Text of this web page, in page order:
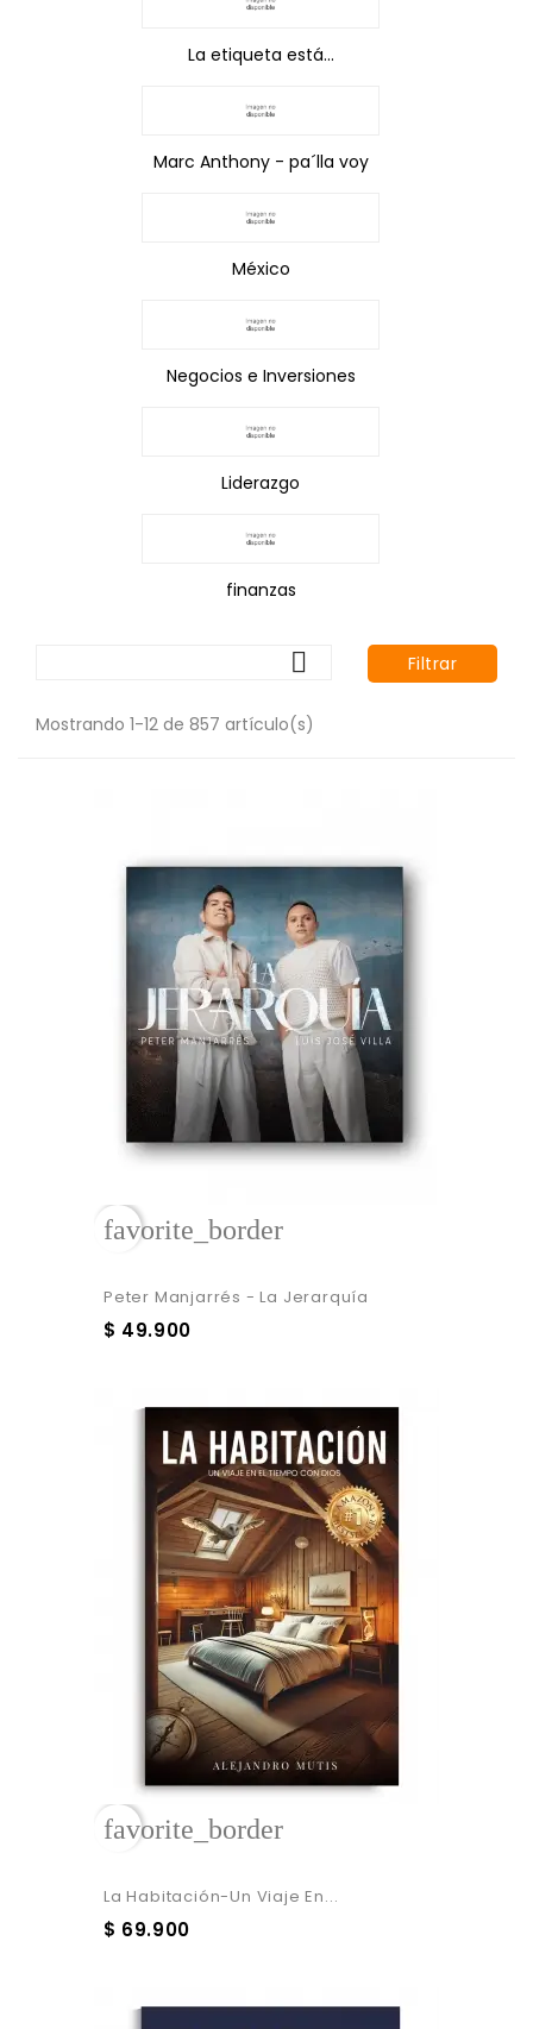
La etiqueta está...
Marc Anthony - pa´lla voy
México
Negocios e Inversiones
Liderazgo
finanzas
 Filtrar
Mostrando 1-12 de 857 artículo(s)
favorite_border
Peter Manjarrés - La Jerarquía
$ 49.900
favorite_border
La Habitación-Un Viaje En...
$ 69.900